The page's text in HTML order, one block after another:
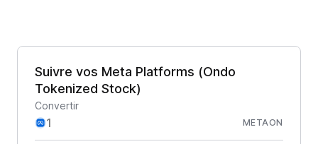
Suivre vos Meta Platforms (Ondo
Tokenized Stock)
Convertir
METAON